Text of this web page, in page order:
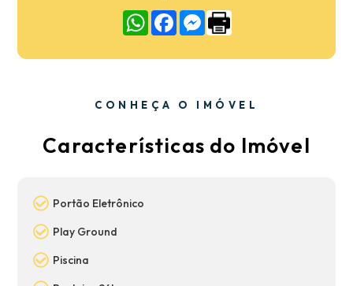
WhatsApp
FacebookMessenger
CONHEÇA O IMÓVEL
Características do Imóvel
Portão Eletrônico
Play Ground
Piscina